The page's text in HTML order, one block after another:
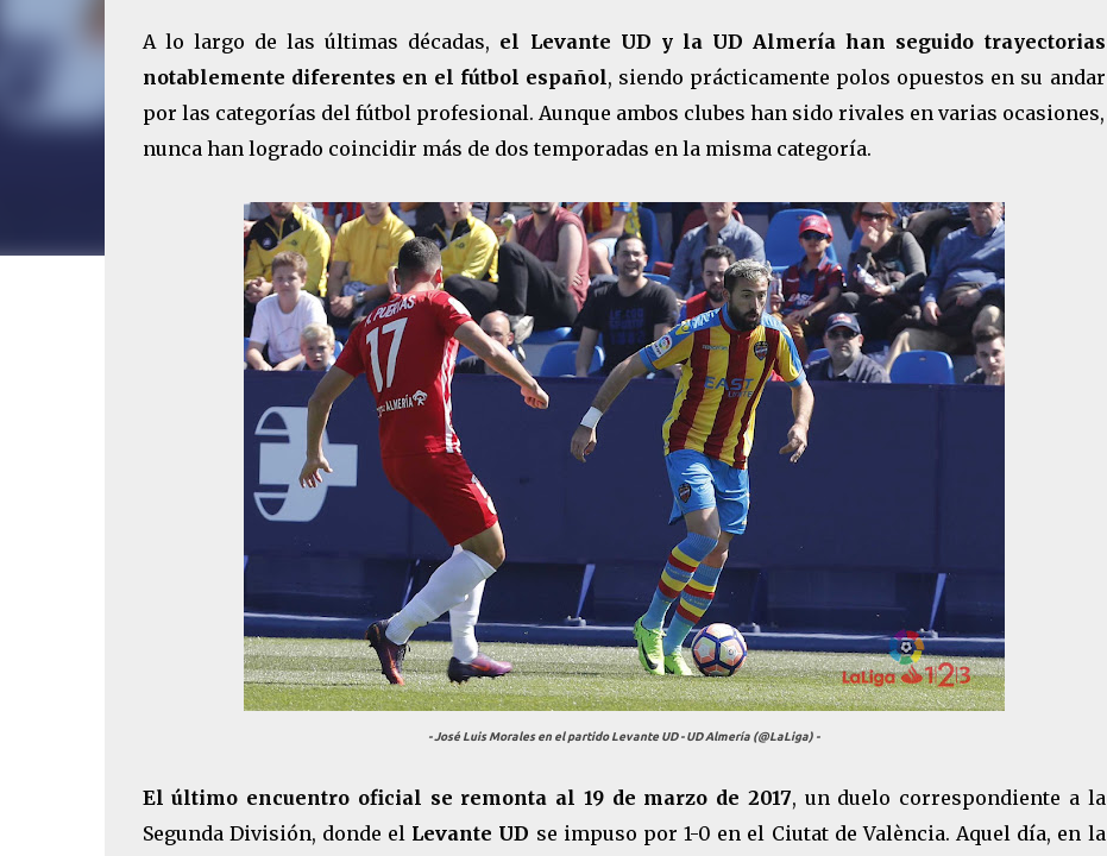
A lo largo de las últimas décadas, el Levante UD y la UD Almería han seguido trayectorias
notablemente diferentes en el fútbol español, siendo prácticamente polos opuestos en su andar
por las categorías del fútbol profesional. Aunque ambos clubes han sido rivales en varias ocasiones,
nunca han logrado coincidir más de dos temporadas en la misma categoría.
- José Luis Morales en el partido Levante UD - UD Almería (@LaLiga) -
El último encuentro oficial se remonta al 19 de marzo de 2017, un duelo correspondiente a la
Segunda División, donde el Levante UD se impuso por 1-0 en el Ciutat de València. Aquel día, en la